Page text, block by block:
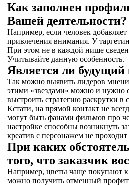
Как заполнен
Вашей деятельности?
Например, если человек
привлечения внимания. У
При этом не в каждой нише
Учитывайте данную особенность.
Является ли будущий
Так можно выявить лидеров
этими «звездами» можно и нужно
выстроить стратегию раскрутки в
Кстати, на прямой контакт не
могут быть фанами фильмов про
настройке способны возникнуть
креатив с персонажем не
При каких
того, что заказчик
Например, цветы чаще покупают к
можно получить отменный